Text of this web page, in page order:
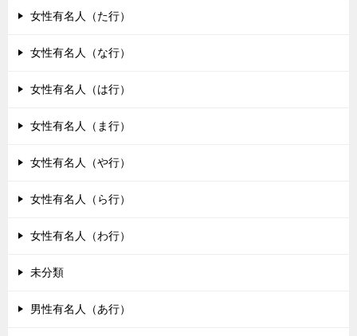
女性有名人（た行）
女性有名人（な行）
女性有名人（は行）
女性有名人（ま行）
女性有名人（や行）
女性有名人（ら行）
女性有名人（わ行）
未分類
男性有名人（あ行）